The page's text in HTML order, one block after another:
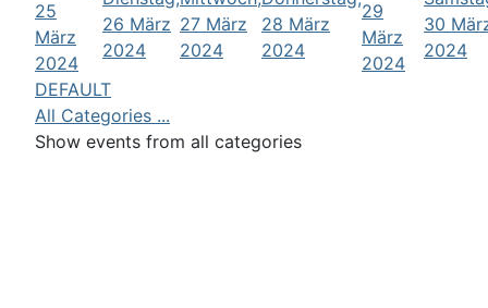
25
März
2024
26 März
2024
27 März
2024
28 März
2024
29
März
2024
30
2024
DEFAULT
All Categories ...
Show events from all categories